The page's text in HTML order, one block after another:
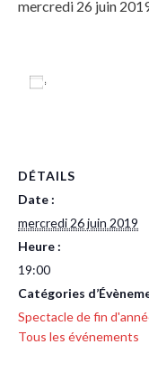
mercredi 26 juin
DÉTAILS
Date :
mercredi 26 juin 2019
Heure :
19:00
Catégories
Spectacle de fin
Tous les événements